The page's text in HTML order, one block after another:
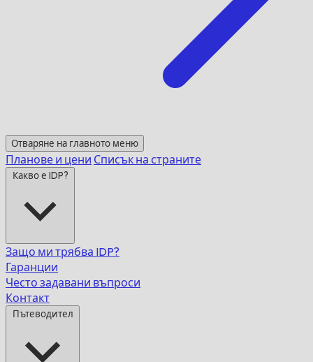
Отваряне на главното меню
Планове и цени Списък на страните
Какво е IDP?
Защо ми трябва IDP?
Гаранции
Често задавани въпроси
Контакт
Пътеводител